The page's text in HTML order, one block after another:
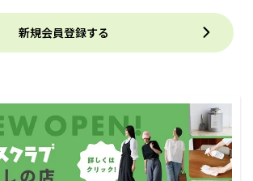
新規会員登録する